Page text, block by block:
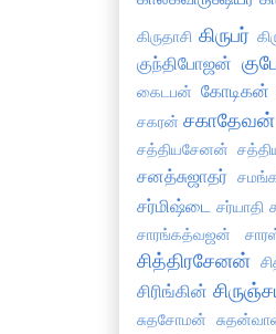
கிருதாசி கிருபர்
குந்திபோஜன்
கைடபன் கோடிகன்
சகரன் சகாதேவன்
சத்தியசேனன்
சனத்சுஜாதர்
சர்மிஷ்டை சர்யாதி
சாரங்கத்வஜன்
சித்திரசேனன்
சிரிங்கின்
சுதசோமன்